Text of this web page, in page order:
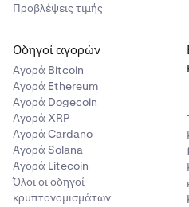
Προβλέψεις τιμής
Οδηγοί αγορών
Αγορά Bitcoin
Αγορά Ethereum
Αγορά Dogecoin
Αγορά XRP
Αγορά Cardano
Αγορά Solana
Αγορά Litecoin
Όλοι οι οδηγοί
κρυπτονομισμάτων